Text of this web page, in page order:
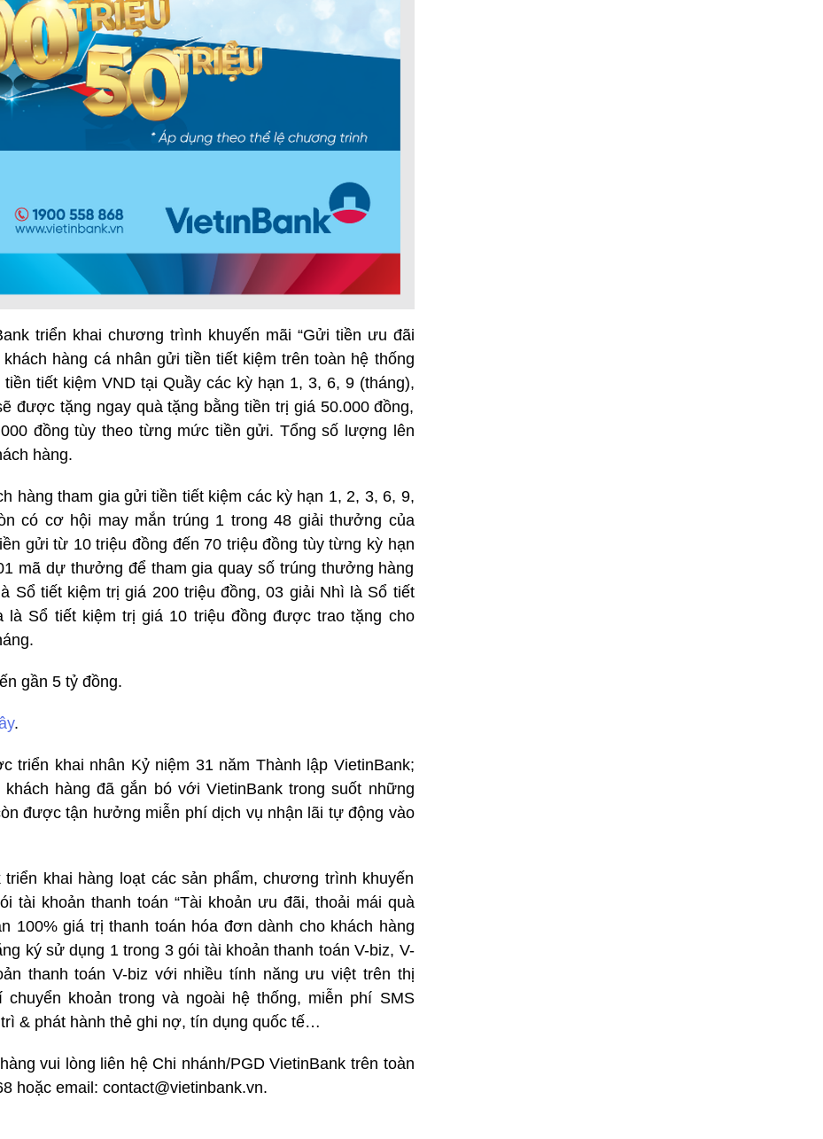
triển khai chương trình khuyến mãi “Gửi tiền ưu đãi
hàng cá nhân gửi tiền tiết kiệm trên toàn hệ thống
tiết kiệm VND tại Quầy các kỳ hạn 1, 3, 6, 9 (tháng),
được tặng ngay quà tặng bằng tiền trị giá 50.000 đồng,
đồng tùy theo từng mức tiền gửi. Tổng số lượng lên
hàng.
hàng tham gia gửi tiền tiết kiệm các kỳ hạn 1, 2, 3, 6, 9,
có cơ hội may mắn trúng 1 trong 48 giải thưởng của
gửi từ 10 triệu đồng đến 70 triệu đồng tùy từng kỳ hạn
mã dự thưởng để tham gia quay số trúng thưởng hàng
Sổ tiết kiệm trị giá 200 triệu đồng, 03 giải Nhì là Sổ tiết
là Sổ tiết kiệm trị giá 10 triệu đồng được trao tặng cho
gần 5 tỷ đồng.
.
triển khai nhân Kỷ niệm 31 năm Thành lập VietinBank;
hàng đã gắn bó với VietinBank trong suốt những
được tận hưởng miễn phí dịch vụ nhận lãi tự động vào
khai hàng loạt các sản phẩm, chương trình khuyến
tài khoản thanh toán “Tài khoản ưu đãi, thoải mái quà
100% giá trị thanh toán hóa đơn dành cho khách hàng
ký sử dụng 1 trong 3 gói tài khoản thanh toán V-biz, V-
thanh toán V-biz với nhiều tính năng ưu việt trên thị
khoản trong và ngoài hệ thống, miễn phí SMS
& phát hành thẻ ghi nợ, tín dụng quốc tế…
vui lòng liên hệ Chi nhánh/PGD VietinBank trên toàn
hoặc email: contact@vietinbank.vn.